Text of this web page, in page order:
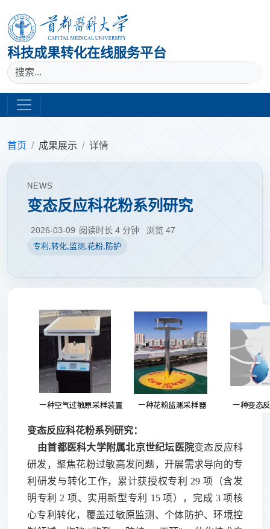
科技成果转化在线服务平台
首页 成果展示 详情
NEWS
变态反应科花粉系列研究
2026-03-09 阅读时长 4 分钟 浏览 47
专利,转化,监测,花粉,防护
变态反应科花粉系列研究：
由首都医科大学附属北京世纪坛医院变态反应科
研发，聚焦花粉过敏高发问题，开展需求导向的专
利研发与转化工作，累计获授权专利
29 项（含发
明专利 2 项、实用新型专利 15 项），完成 3 项核
心专利转化，覆盖过敏原监测、个体防护、环境控